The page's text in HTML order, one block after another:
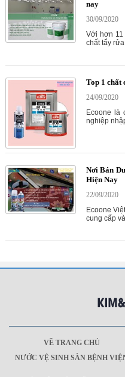
nay
30/09/2020
Với hơn 11
chất tẩy
Top 1 chất
24/09/2020
Ecoone là
nghiệp
Nơi Bán
Hiện Nay
22/09/2020
Ecoone
cung cấp
VỀ TRANG CHỦ
NƯỚC VỆ SINH SÀN BỆNH